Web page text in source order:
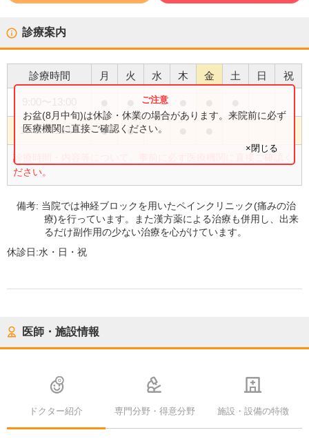
診療案内
診療時間 月 火 水 木 金 土 日 祝
15:00〜18:00 ● ●
診療時間・内容等について、事前に必ず医療機関に直接ご確認く
ださい。
お盆(8月中旬)は休診・休業の場合があります。来院前に必ず
医療機関に直接ご確認ください。
×閉じる
備考: 当院では神経ブロックを用いたペインクリニック(痛みの治
療)を行っています。また漢方薬による治療も併用し、出来
るだけ副作用の少ない治療を心がけています。
休診日:水・日・祝
医師・施設情報
ドクター紹介 専門分野・得意分野 施設・設備の特徴